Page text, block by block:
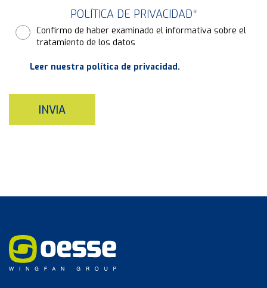
POLÍTICA DE PRIVACIDAD*
Confirmo de haber examinado el informativa sobre el
tratamiento de los datos
Leer nuestra política de privacidad.
INVIA